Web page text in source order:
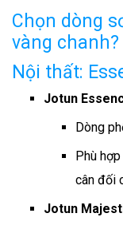
Chọn dòng
vàng chanh?
Nội thất:
Jotun
Dòng
Phù
cân đối
Jotun